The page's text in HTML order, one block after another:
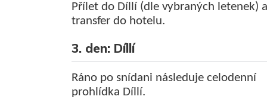
Přílet do Díllí (dle vybraných letenek) a
transfer do hotelu.
3. den: Díllí
Ráno po snídani následuje celodenní
prohlídka Díllí.